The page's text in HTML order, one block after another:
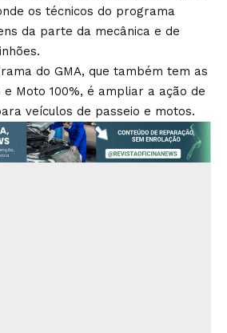
os técnicos do programa
da parte da mecânica e de
do GMA, que também tem as
e Moto 100%, é ampliar a ação de
veículos de passeio e motos.